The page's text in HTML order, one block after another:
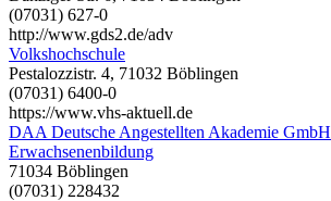
(07031) 627-0
http://www.gds2.de/adv
Volkshochschule
Pestalozzistr. 4, 71032 Böblingen
(07031) 6400-0
https://www.vhs-aktuell.de
DAA Deutsche Angestellten Akademie GmbH
Erwachsenenbildung
71034 Böblingen
(07031) 228432